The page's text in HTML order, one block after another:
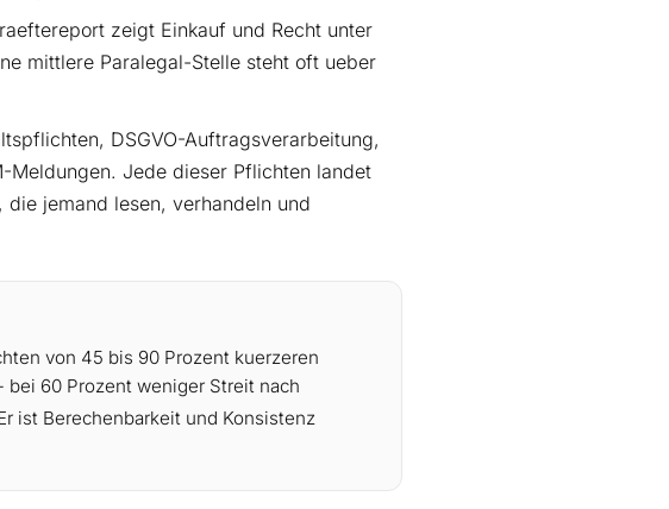
zeigt Einkauf und Recht unter
mittlere Paralegal-Stelle steht oft ueber
DSGVO-Auftragsverarbeitung,
Meldungen. Jede dieser Pflichten landet
jemand lesen, verhandeln und
von 45 bis 90 Prozent kuerzeren
60 Prozent weniger Streit nach
ist Berechenbarkeit und Konsistenz